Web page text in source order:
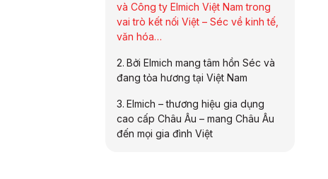
và Công ty Elmich Việt Nam trong
vai trò kết nối Việt – Séc về kinh tế,
văn hóa…
Bởi Elmich mang tâm hồn Séc và
đang tỏa hương tại Việt Nam
Elmich – thương hiệu gia dụng
cao cấp Châu Âu – mang Châu Âu
đến mọi gia đình Việt